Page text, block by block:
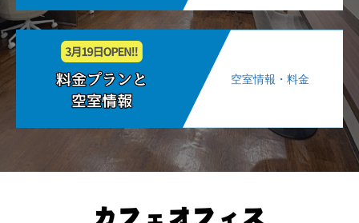
空室情報・料金